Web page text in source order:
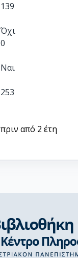
139
Όχι
0
Ναι
253
πριν από 2 έτη